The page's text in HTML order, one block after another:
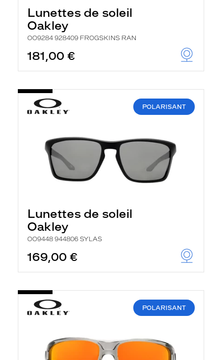
Lunettes de soleil
Oakley
OO9284 928409 FROGSKINS RAN
181,00 €
POLARISANT
Lunettes de soleil
Oakley
OO9448 944806 SYLAS
169,00 €
POLARISANT